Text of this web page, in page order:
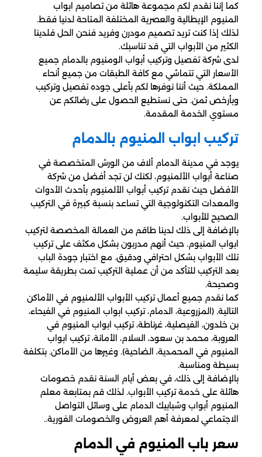
كما إننا نقدم لكم مجموعة هائلة من تصاميم ابواب
المنيوم الإيطالية والعصرية المختلفة المتاحة لدنيا فقط.
لذلك إذا كنت تريد تصميم مودرن وفريد فنحن الحل فلدينا
الكثير من الأبواب التي قد تناسبك.
لدى شركة تفصيل وتركيب أبواب الومنيوم بالدمام جميع
الأسعار التي تتماشي مع كافة الطبقات من جميع أنحاء
المملكة. حيث أننا نوفرها لكم بأعلى جوده تفصيل وتركيب
وبأرخص ثمن. حتى نستطيع الحصول على رضائكم عن
مستوي الخدمة المقدمة.
تركيب ابواب المنيوم بالدمام
يوجد في مدينة الدمام ألاف من الورش المتخصصة في
صناعة أبواب الألمنيوم، لكنك لن تجد أفضل من شركة
الأفضل حيث نقدم تركيب أبواب الألمنيوم بأحدث الأدوات
والمعدات التكنولوجية التي تساعد بنسبة كبيرة في التركيب
الصحيح للأبواب.
بالإضافة إلى ذلك لدينا طاقم من العمالة المخصصة لتركيب
ابواب المنيوم. حيث أنهم مدربون بشكل مكثف على تركيب
تلك الأبواب بشكل احترافي ودقيق. مع اختبار جودة الباب
بعد التركيب للتأكد من أن عملية التركيب تمت بطريقة سليمة
وصحيحة.
كما نقدم جميع أعمال تركيب الأبواب الألمنيوم في الأماكن
التالية. (المزروعية، الدمام، تركيب ابواب المنيوم في الفيحاء،
بن خلدون، الفيصلية، غرناطة، تركيب ابواب المنيوم في
العروبة، محمد بن سعود، السلام، الأمانة، تركيب ابواب
المنيوم في المحمدية، الضاحية). وغيرها من الأماكن. بتكلفة
بسيطة ومناسبة.
بالإضافة إلى ذلك، في بعض أيام السنة نقدم خصومات
هائلة على خدمة تركيب الأبواب. لذلك قم بمتابعة معلم
المنيوم أبواب وشبابيك الدمام على وسائل التواصل
الاجتماعي لمعرفة أهم العروض والخصومات الفورية..
سعر باب المنيوم في الدمام